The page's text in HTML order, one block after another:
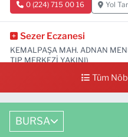
0 (224) 715 00 16 Yol
Sezer Eczanesi
KEMALPAŞA MAH. ADNAN
TIP MERKEZİ YAKINI)
0 (224) 711 64 49 Yol
Tüm
BURSA